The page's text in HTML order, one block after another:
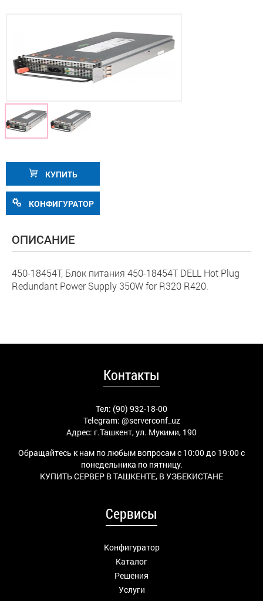
КУПИТЬ
КОНФИГУРАТОР
ОПИСАНИЕ
450-18454T, Блок питания 450-18454T DELL Hot Plug
Redundant Power Supply 350W for R320 R420.
Контакты
Тел: (90) 932-18-00
Telegram: @serverconf_uz
Адрес: г.Ташкент, ул. Мукими, 190
Обращайтесь к нам по любым вопросам с 10:00 до 19:00 с
понедельника по пятницу.
КУПИТЬ СЕРВЕР В ТАШКЕНТЕ, В УЗБЕКИСТАНЕ
Сервисы
Конфигуратор
Каталог
Решения
Услуги